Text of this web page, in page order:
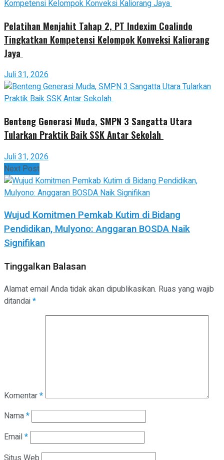
Pelatihan Menjahit Tahap 2, PT Indexim Coalindo
Tingkatkan Kompetensi Kelompok Konveksi Kaliorang
Jaya
Juli 31, 2026
Benteng Generasi Muda, SMPN 3 Sangatta Utara
Tularkan Praktik Baik SSK Antar Sekolah
Juli 31, 2026
Next Post
Wujud Komitmen Pemkab Kutim di Bidang
Pendidikan, Mulyono: Anggaran BOSDA Naik
Signifikan
Tinggalkan Balasan
Alamat email Anda tidak akan dipublikasikan. Ruas yang wajib
ditandai*
Komentar*
Nama*
Email*